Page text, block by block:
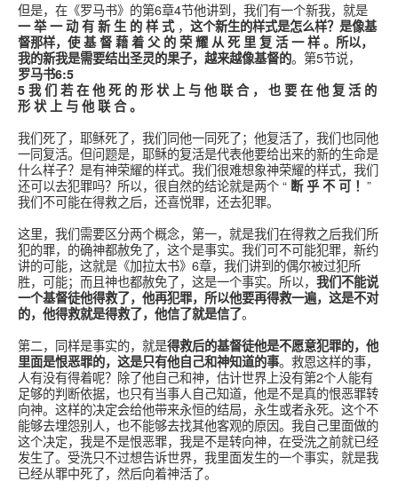
但是，在《罗马书》的第6章4节他讲到，我们有一个新我，就是
一 举 一 动 有 新 生 的 样 式， 这个新生的样式是怎么样？是像基
督那样，使 基 督 藉 着 父 的 荣 耀 从 死 里 复 活 一 样 。所以，
我的新我是需要结出圣灵的果子，越来越像基督的。第5节说，
罗马书6:5
5 我 们 若 在 他 死 的 形 状 上 与 他 联 合 ， 也 要 在 他 复 活 的
形 状 上 与 他 联 合 。
我们死了，耶稣死了，我们同他一同死了；他复活了，我们也同他
一同复活。但问题是，耶稣的复活是代表他要给出来的新的生命是
什么样子？是有神荣耀的样式。我们很难想象神荣耀的样式，我们
还可以去犯罪吗？所以，很自然的结论就是两个 “ 断 乎 不 可 ！ ”
我们不可能在得救之后，还喜悦罪，还去犯罪。
这里，我们需要区分两个概念，第一，就是我们在得救之后我们所
犯的罪，的确神都赦免了，这个是事实。我们可不可能犯罪，新约
讲的可能，这就是《加拉太书》6章，我们讲到的偶尔被过犯所
胜，可能；而且神也都赦免了，这是一个事实。所以， 我们不能说
一个基督徒他得救了，他再犯罪，所以他要再得救一遍，这是不对
的，他得救就是得救了，他信了就是信了。
第二，同样是事实的，就是得救后的基督徒他是不愿意犯罪的，他
里面是恨恶罪的，这是只有他自己和神知道的事。救恩这样的事，
人有没有得着呢？除了他自己和神，估计世界上没有第2个人能有
足够的判断依据，也只有当事人自己知道，他是不是真的恨恶罪转
向神。这样的决定会给他带来永恒的结局，永生或者永死。这个不
能够去埋怨别人，也不能够去找其他客观的原因。我自己里面做的
这个决定，我是不是恨恶罪，我是不是转向神，在受洗之前就已经
发生了。受洗只不过想告诉世界，我里面发生的一个事实，就是我
已经从罪中死了，然后向着神活了。